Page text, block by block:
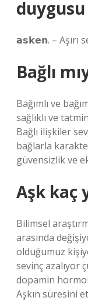
𝗮𝘀𝗸𝗲𝗻. – Aşırı
Bağlı
Bağımlı ve
sağlıklı ve
Bağlı ilişkiler
bağlarla
güvensizlik ve
Aşk kaç
Bilimsel
arasında
olduğumuz
sevinç azalıyor
dopamin
Aşkın süresini